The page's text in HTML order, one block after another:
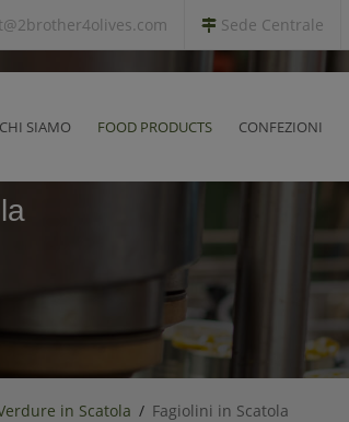
Sede Centrale
CHI SIAMO FOOD PRODUCTS CONFEZIONI
in Scatola Fagiolini in Scatola